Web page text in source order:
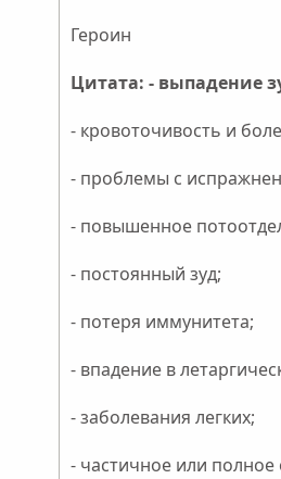
Героин
Цитата: - выпадение
- кровоточивость и
- проблемы с
- повышенное
- постоянный зуд;
- потеря иммунитета;
- впадение в
- заболевания легких;
- частичное или